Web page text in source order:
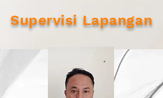
Supervisi Lapangan